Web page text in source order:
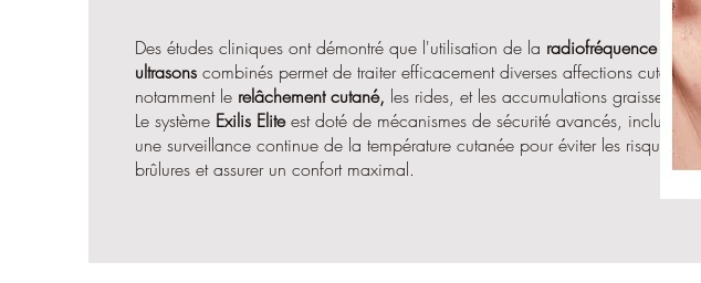
Des études cliniques ont démontré que l'utilisation de la radiofréquence
et des
ultrasons combinés permet de traiter efficacement diverses affections cutanées,
notamment le relâchement cutané, les rides, et les accumulations graisseuses.
Le système Exilis Eliteest doté de mécanismes de sécurité avancés, incluant
une surveillance continue de la température cutanée pour éviter les risques de
brûlures et assurer un confort maximal.